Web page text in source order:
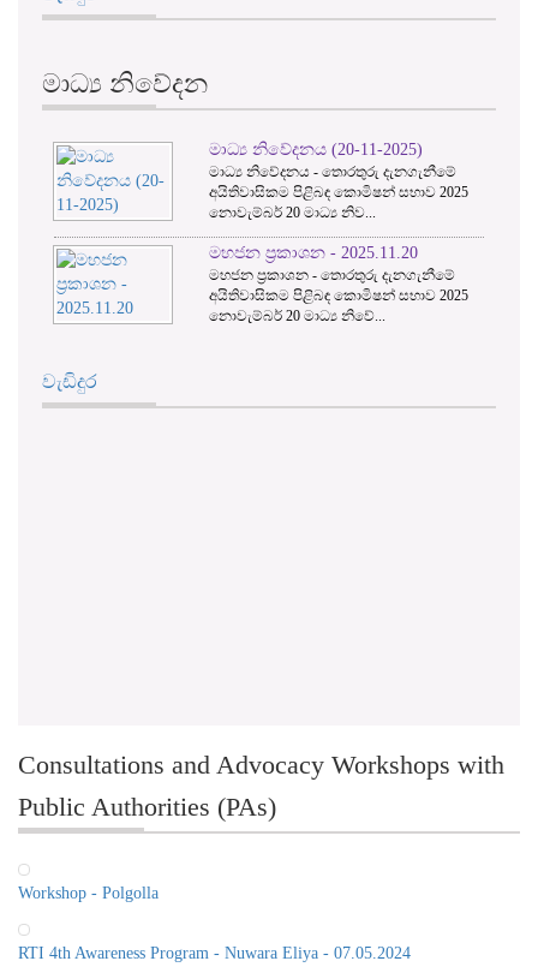
අයිතිවාසිකම පිළිබඳ කොමිෂන් සභාව 2025
නොවැම්බර් 20 මාධ්‍ය නිව...
මහජන ප්‍රකාශන - 2025.11.20
මහජන ප්‍රකාශන - තොරතුරු දැනගැනීමේ
අයිතිවාසිකම පිළිබඳ කොමිෂන් සභාව 2025
නොවැම්බර් 20 මාධ්‍ය නිවේ...
වැඩිදුර
Public Authorities (PAs)
RTI 4th Awareness Program - Nuwara Eliya - 07.05.2024
RTI 5th Awareness Program - Ampara - 18.06.2024